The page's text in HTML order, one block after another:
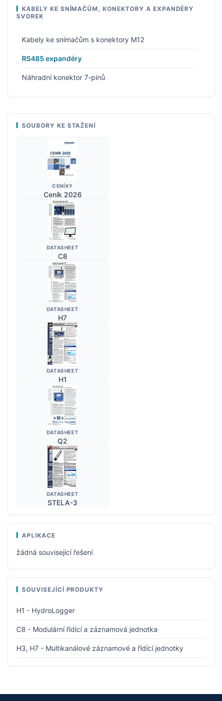
KABELY KE SNÍMAČŮM, KONEKTORY A EXPANDÉRY
SVOREK
Kabely ke snímačům s konektory M12
RS485 expandéry
Náhradní konektor 7-pinů
SOUBORY KE STAŽENÍ
CENÍKY
Ceník 2026
DATASHEET
C8
DATASHEET
H7
DATASHEET
H1
DATASHEET
Q2
DATASHEET
STELA-3
APLIKACE
žádná související řešení
SOUVISEJÍCÍ PRODUKTY
H1 - HydroLogger
C8 - Modulární řídící a záznamová jednotka
H3, H7 - Multikanálové záznamové a řídící jednotky